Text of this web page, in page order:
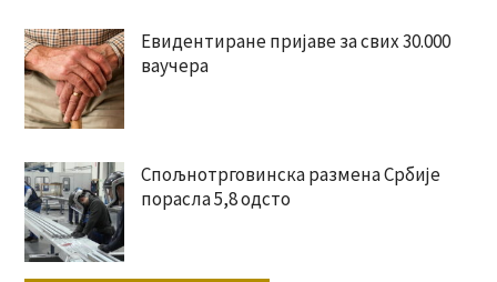
Евидентиране пријаве за свих 30.000
ваучера
Спољнотрговинска размена Србије
порасла 5,8 одсто